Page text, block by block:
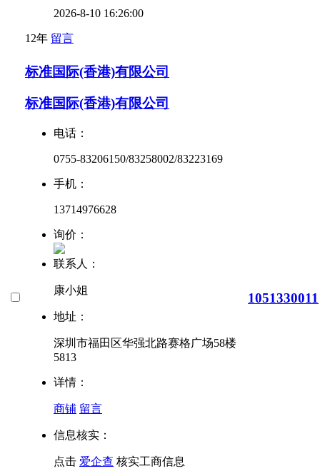
2026-8-10 16:26:00
12年 留言
标准国际(香港)有限公司
标准国际(香港)有限公司
电话：
0755-83206150/83258002/83223169
手机：
13714976628
询价：
联系人：
康小姐
地址：
深圳市福田区华强北路赛格广场58楼
5813
详情：
商铺 留言
信息核实：
点击 爱企查 核实工商信息
1051330011